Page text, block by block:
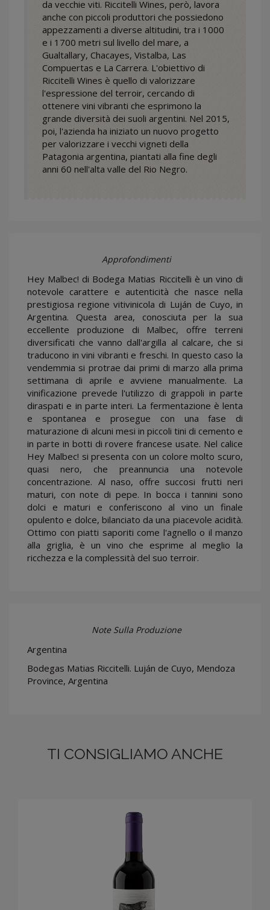
da vecchie viti. Riccitelli Wines, però, lavora
anche con piccoli produttori che possiedono
appezzamenti a diverse altitudini, tra i 1000
e i 1700 metri sul livello del mare, a
Gualtallary, Chacayes, Vistalba, Las
Compuertas e La Carrera. L'obiettivo di
Riccitelli Wines è quello di valorizzare
l'espressione del terroir, cercando di
ottenere vini vibranti che esprimono la
grande diversità dei suoli argentini. Nel 2015,
poi, l'azienda ha iniziato un nuovo progetto
per valorizzare i vecchi vigneti della
Patagonia argentina, piantati alla fine degli
anni 60 nell'alta valle del Rio Negro.
Approfondimenti
Hey Malbec! di Bodega Matias Riccitelli è un vino di
notevole carattere e autenticità che nasce nella
prestigiosa regione vitivinicola di Luján de Cuyo, in
Argentina. Questa area, conosciuta per la sua
eccellente produzione di Malbec, offre terreni
diversificati che vanno dall'argilla al calcare, che si
traducono in vini vibranti e freschi. In questo caso la
vendemmia si protrae dai primi di marzo alla prima
settimana di aprile e avviene manualmente. La
vinificazione prevede l'utilizzo di grappoli in parte
diraspati e in parte interi. La fermentazione è lenta
e spontanea e prosegue con una fase di
maturazione di alcuni mesi in piccoli tini di cemento e
in parte in botti di rovere francese usate. Nel calice
Hey Malbec! si presenta con un colore molto scuro,
quasi nero, che preannuncia una notevole
concentrazione. Al naso, offre succosi frutti neri
maturi, con note di pepe. In bocca i tannini sono
dolci e maturi e conferiscono al vino un finale
opulento e dolce, bilanciato da una piacevole acidità.
Ottimo con piatti saporiti come l'agnello o il manzo
alla griglia, è un vino che esprime al meglio la
ricchezza e la complessità del suo terroir.
Note Sulla Produzione
Argentina
Bodegas Matias Riccitelli. Luján de Cuyo, Mendoza
Province, Argentina
TI CONSIGLIAMO ANCHE